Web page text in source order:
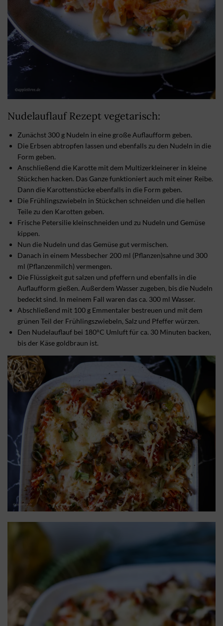
Nudelauflauf Rezept vegetarisch:
Zunächst 300 g Nudeln in eine große Auflaufform geben.
Die Erbsen abtropfen lassen und ebenfalls zu den Nudeln in die
Form geben.
Anschließend die Karotte mit dem Multizerkleinerer in kleine
Stückchen hacken. Das Ganze funktioniert auch mit einer Reibe.
Dann die Karottenstücke ebenfalls in die Form geben.
Die Frühlingszwiebeln in Stückchen schneiden und die hellen
Teile zu den Karotten geben.
Frische Petersilie kleinschneiden und zu Nudeln und Gemüse
kippen.
Nun die Nudeln und das Gemüse gut vermischen.
Danach in einem Messbecher 200 ml (Pflanzen)sahne und 300
ml (Pflanzenmilch) vermengen.
Die Flüssigkeit gut salzen und pfeffern und ebenfalls in die
Auflaufform gießen. Außerdem Wasser zugeben, bis die Nudeln
bedeckt sind. In meinem Fall waren das ca. 300 ml Wasser.
Abschließend mit 100 g Emmentaler bestreuen und mit dem
grünen Teil der Frühlingszwiebeln, Salz und Pfeffer würzen.
Den Nudelauflauf bei 180°C Umluft für ca. 30 Minuten backen,
bis der Käse goldbraun ist.